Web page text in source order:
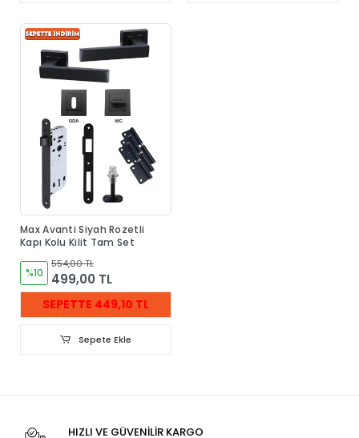
Max Avanti Siyah Rozetli
Kapı Kolu Kilit Tam Set
%10
554,00 TL
499,00 TL
SEPETTE 449,10 TL
Sepete Ekle
HIZLI VE GÜVENİLİR KARGO